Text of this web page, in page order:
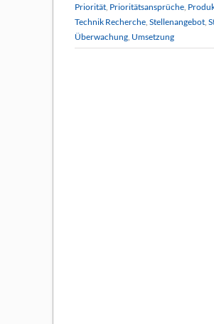
Priorität, Prioritätsansprüche,
Technik Recherche, Stellenangebot,
Überwachung, Umsetzung